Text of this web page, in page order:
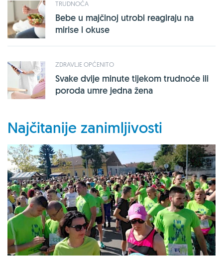
TRUDNOĆA
Bebe u majčinoj utrobi reagiraju na
mirise i okuse
ZDRAVLJE OPĆENITO
Svake dvije minute tijekom trudnoće ili
poroda umre jedna žena
Najčitanije zanimljivosti